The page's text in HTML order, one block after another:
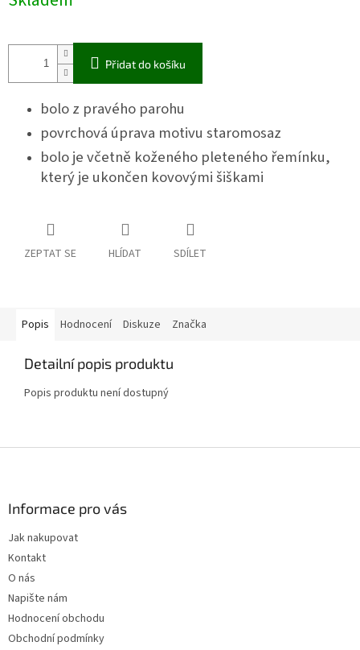
cena:
Přidat do košíku
bolo z pravého parohu
povrchová úprava motivu staromosaz
bolo je včetně koženého pleteného řemínku,
který je ukončen kovovými šiškami
ZEPTAT SE HLÍDAT SDÍLET
Popis Hodnocení Diskuze Značka
Detailní popis produktu
Popis produktu není dostupný
Informace pro vás
Jak nakupovat
Kontakt
O nás
Napište nám
Hodnocení obchodu
Obchodní podmínky